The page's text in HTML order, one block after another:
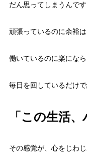
だん思ってしまうんです
頑張っているのに余裕は
働いているのに楽になら
毎日を回しているだけで
「この生活
その感覚が、心をじわ